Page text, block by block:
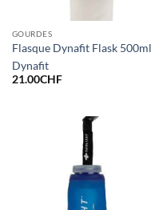
GOURDES
Flasque Dynafit Flask 500ml
Dynafit
21.00CHF